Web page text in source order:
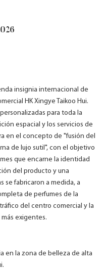
insignia internacional de
HK Xingye Taikoo Hui.
para toda la
espacial y los servicios de
en el concepto de "fusión del
de lujo sutil", con el objetivo
que encarne la identidad
del producto y una
se fabricaron a medida, a
de perfumes de la
del centro comercial y la
exigentes.
en la zona de belleza de alta